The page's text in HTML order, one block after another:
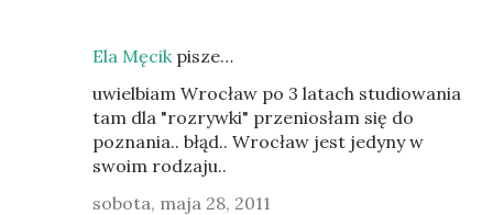
Ela Męcikpisze…
uwielbiam Wrocław po 3 latach studiowania
tam dla "rozrywki" przeniosłam się do
poznania.. błąd.. Wrocław jest jedyny w
swoim rodzaju..
sobota, maja 28, 2011